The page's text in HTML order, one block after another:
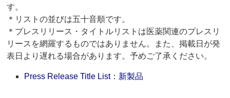
す。
＊リストの並びは五十音順です。
＊プレスリリース・タイトルリストは医薬関連のプレスリ
リースを網羅するものではありません。また、掲載日が発
表日より遅れる場合があります。予めご了承ください。
Press Release Title List：新製品